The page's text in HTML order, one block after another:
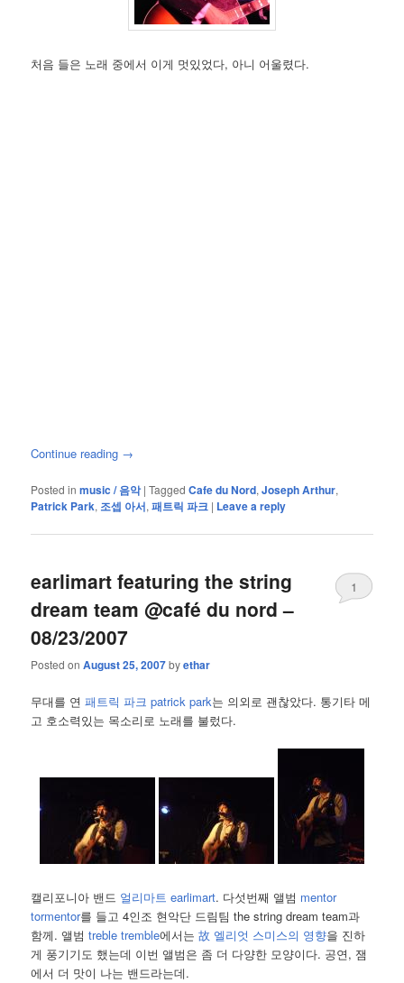
처음 들은 노래 중에서 이게 멋있었다, 아니 어울렸다.
Continue reading →
Posted in music / 음악 |Tagged Cafe du Nord,Joseph Arthur,
Patrick Park, 조셉 아서,패트릭 파크 | Leave a reply
earlimart featuring the string
dream team @café du nord –
08/23/2007
Posted onAugust 25, 2007byethar
1
무대를 연패트릭 파크 patrick park는 의외로 괜찮았다. 통기타 메
고 호소력있는 목소리로 노래를 불렀다.
캘리포니아 밴드 얼리마트 earlimart. 다섯번째 앨범 mentor
tormentor를 들고 4인조 현악단 드림팀 the string dream team과
함께. 앨범treble tremble에서는故 엘리엇 스미스의 영향을 진하
게 풍기기도 했는데 이번 앨범은 좀 더 다양한 모양이다. 공연, 잼
에서 더 맛이 나는 밴드라는데.